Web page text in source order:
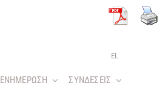
EL
ΕΝΗΜΕΡΩΣΗ ΣΥΝΔΕΣΕΙΣ